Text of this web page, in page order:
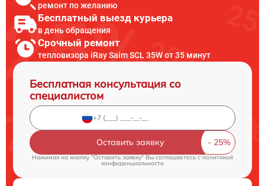
ремонт по желанию
Бесплатный выезд курьера
в день обращения
Срочный ремонт
тепловизора iRay Saim SCL 35W от 35 минут
Бесплатная консультация со
специалистом
Оставить заявку
Нажимая на кнопку "Оставить заявку" Вы соглашаетесь cполитикой
конфиденциальности